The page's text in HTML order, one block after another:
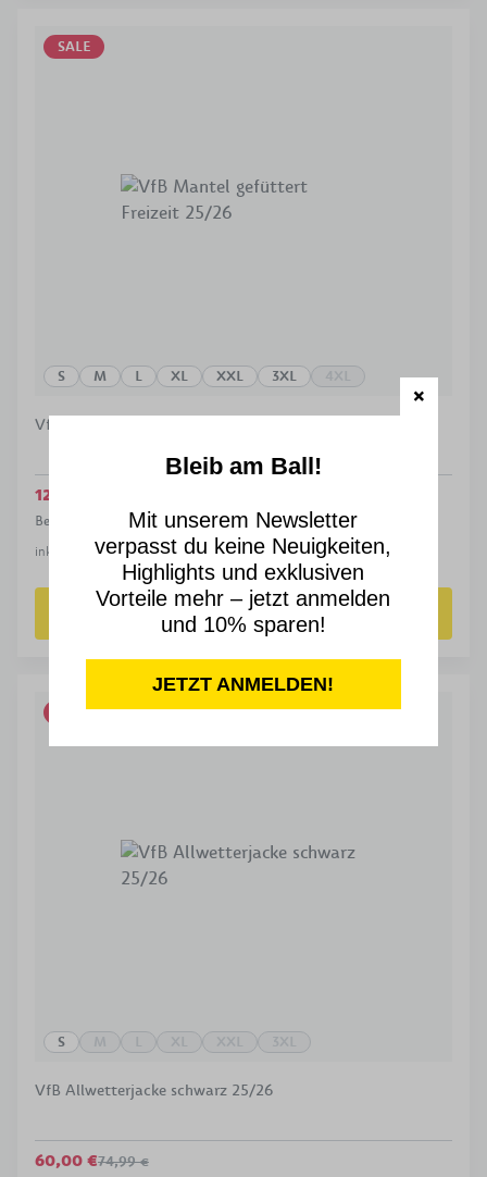
SALE
S M L XL XXL 3XL
VfB Mantel gefüttert Freizeit 25/26
125,00 €
Bestpreis in den letzten 30 Tagen 125,00 €
inkl. gesetzl. MwSt. zzgl. Versandkosten
ZUM PRODUKT
SALE
S
VfB Allwetterjacke schwarz 25/26
60,00 €74,99 €
Bleib am Ball!
Mit unserem Newsletter
verpasst du keine Neuigkeiten,
Highlights und exklusiven
Vorteile mehr – jetzt anmelden
und 10% sparen!
JETZT ANMELDEN!